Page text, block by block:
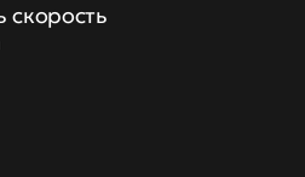
скорость